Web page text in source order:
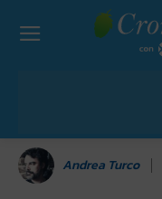
Andrea Turco